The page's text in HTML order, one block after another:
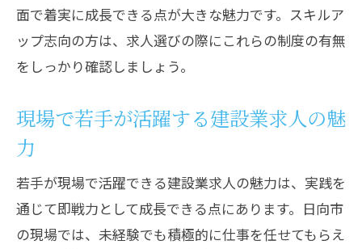
面で着実に成長できる点が大きな魅力です。スキルア
ップ志向の方は、求人選びの際にこれらの制度の有無
をしっかり確認しましょう。
現場で若手が活躍する建設業求人の魅
力
若手が現場で活躍できる建設業求人の魅力は、実践を
通じて即戦力として成長できる点にあります。日向市
の現場では、未経験でも積極的に仕事を任せてもらえ